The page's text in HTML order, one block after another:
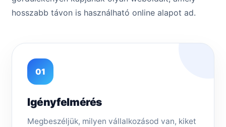
hosszabb távon is használható online alapot ad.
01
Igényfelmérés
Megbeszéljük, milyen vállalkozásod van, kiket